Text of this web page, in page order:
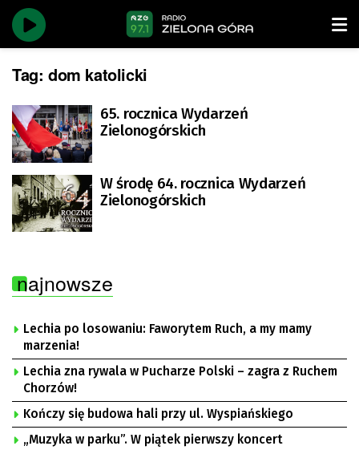
Tag: dom katolicki
65. rocznica Wydarzeń
Zielonogórskich
W środę 64. rocznica Wydarzeń
Zielonogórskich
najnowsze
Lechia po losowaniu: Faworytem Ruch, a my mamy
marzenia!
Lechia zna rywala w Pucharze Polski – zagra z Ruchem
Chorzów!
Kończy się budowa hali przy ul. Wyspiańskiego
„Muzyka w parku”. W piątek pierwszy koncert